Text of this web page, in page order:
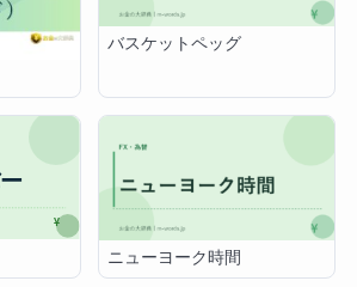
バスケットペッグ
ニューヨーク時間